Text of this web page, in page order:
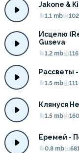
Jakone &
1.1 mb
Исцелю
Guseva
1.2 mb 116
Рассветы
1.5 mb 111
Клянуся
1.5 mb 160
Еремей -
0.8 mb